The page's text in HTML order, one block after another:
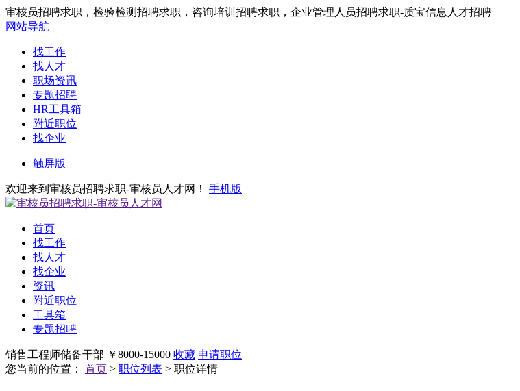
审核员招聘求职，检验检测招聘求职，咨询培训招聘求职，企业管理人员招聘求职-质宝信息人才招聘
网站导航
找工作
找人才
职场资讯
专题招聘
HR工具箱
附近职位
找企业
触屏版
欢迎来到审核员招聘求职-审核员人才网！ 手机版
首页
找工作
找人才
找企业
资讯
附近职位
工具箱
专题招聘
销售工程师储备干部 ￥8000-15000 收藏 申请职位
您当前的位置： 首页 > 职位列表 > 职位详情